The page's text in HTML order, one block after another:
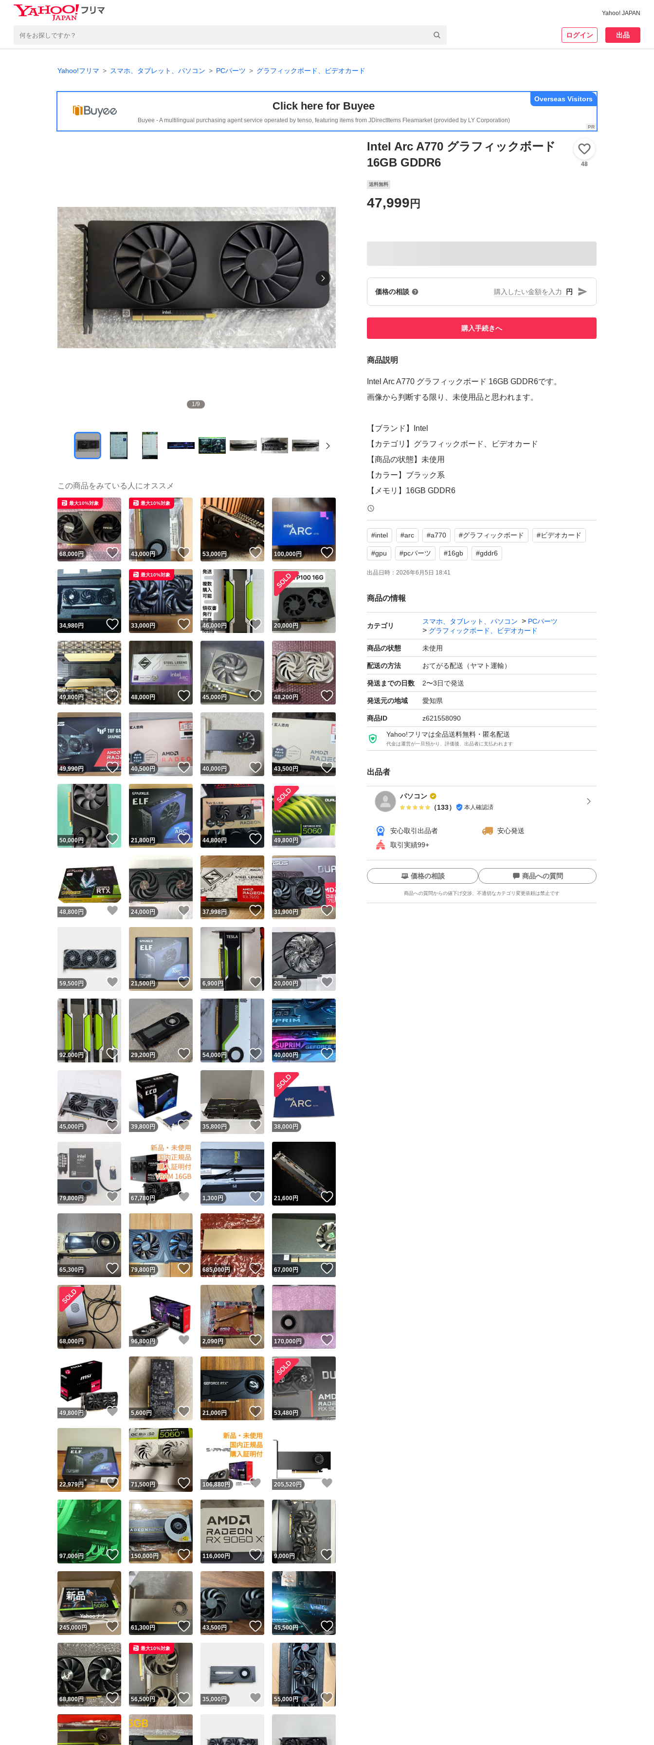
Yahoo! JAPAN
ログイン 出品
Yahoo!フリマ スマホ、タブレット、パソコン PCパーツ グラフィックボード、ビデオカード
Click here for Buyee
Buyee - A multilingual purchasing agent service operated by tenso, featuring items from JDirectItems Fleamarket (provided by LY Corporation)
Overseas Visitors
1/9
Intel Arc A770 グラフィックボード
16GB GDDR6
48
送料無料
47,999 円
価格の相談 円
購入手続きへ
商品説明
Intel Arc A770 グラフィックボード 16GB GDDR6です。
画像から判断する限り、未使用品と思われます。
【ブランド】Intel
【カテゴリ】グラフィックボード、ビデオカード
【商品の状態】未使用
【カラー】ブラック系
【メモリ】16GB GDDR6
よろしくお願いいたします。
#intel #arc #a770 #グラフィックボード #ビデオカード
#gpu #pcパーツ #16gb #gddr6
出品日時： 2026年6月5日 18:41
商品の情報
カテゴリ
スマホ、タブレット、パソコン
PCパーツ
グラフィックボード、ビデオカード
商品の状態 未使用
配送の方法 おてがる配送（ヤマト運輸）
発送までの日数 2〜3日で発送
発送元の地域 愛知県
商品ID z621558090
Yahoo!フリマは全品送料無料・匿名配送
代金は運営が一旦預かり、評価後、出品者に支払われます
出品者
パソコン
（133） 本人確認済
安心取引出品者
安心発送
取引実績99+
ユーザーの実績について
Yahoo!フリマが定めた一定の基準を満たしたユーザーにバッジを付与しています
安心取引出品者
安心取引出品者 Yahoo!フリマの基準をクリアした安心・安全なユーザーです
取引実績
このユーザーはYahoo!フリマの取引を完了させた実績があります
他フリマ実績◯+ このユーザーは他フリマサービスでの取引実績があります
スピード&安心発送
※このバッジは実績に基づく表示であり、発送を保証しているものではありません
スピード＆安心発送
このユーザーは高頻度で24時間以内＆設定した発送日数内に発送してい
スピード発送 このユーザーは高頻度で24時間以内に発送しています
安心発送 このユーザーは設定した発送日数内に発送しています
価格の相談 商品への質問
商品への質問からの値下げ交渉、不適切なカテゴリ変更依頼は禁止です
この商品の情報をコピーします
商品画像の 無断転載は禁止されています
1商品につき1回です
この商品をみている人にオススメ
68,000円 いいね！
最大10%対象
43,000円 いいね！
最大10%対象
53,000円 いいね！
100,000円
34,980円 いいね！
33,000円 いいね！
最大10%対象
46,000円 いいね！
20,000円
49,800円 いいね！
48,000円 いいね！
45,000円 いいね！
48,200円 いいね！
49,990円 いいね！
40,500円 いいね！
40,000円 いいね！
43,500円 いいね！
50,000円 いいね！
21,800円 いいね！
44,800円 いいね！
49,800円
48,800 円 いいね！
24,000 円 いいね！
37,998円 いいね！
31,900円 いいね！
59,500 円 いいね！
21,500円 いいね！
6,900円 いいね！
20,000円
92,000円 いいね！
29,200円 いいね！
54,000円 いいね！
40,000円 いいね！
45,000円 いいね！
39,800 円 いいね！
35,800円 いいね！
38,000 円
79,800円 いいね！
67,780円 いいね！
1,300円 いいね！
21,600円
65,300円 いいね！
79,800 円 いいね！
685,000円 いいね！
67,000円
68,000円 96,800円 いいね！
2,090円 いいね！
170,000円 いいね！
49,800 円 いいね！
5,600円 いいね！
21,000円 いいね！
53,480円
22,979円 いいね！
71,500円 いいね！
106,880円 いいね！
205,520 円
97,000円 いいね！
150,000円 いいね！
116,000円 いいね！
9,000円
245,000円 いいね！
61,300円 いいね！
43,500円 いいね！
45,500円 いいね！
68,800円 いいね！
56,500円 いいね！
最大10%対象
35,000 円 いいね！
55,000円 いいね！